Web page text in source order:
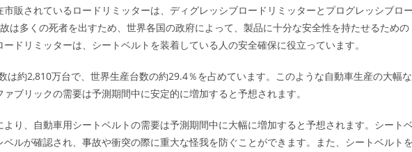
販されているロードリミッターは、ディグレッシブロードリミッターとプログレッシブロー
は多くの死者を出すため、世界各国の政府によって、製品に十分な安全性を持たせるための
ドリミッターは、シートベルトを装着している人の安全確保に役立っています。
は約2,810万台で、世界生産台数の約29.4％を占めています。このような自動車生産の大幅な
ブリックの需要は予測期間中に安定的に増加すると予想されます。
り、自動車用シートベルトの需要は予測期間中に大幅に増加すると予想されます。シート
ルが確認され、事故や衝突の際に重大な怪我を防ぐことができます。また、シートベルトを